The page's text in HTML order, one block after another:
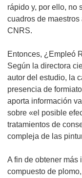
rápido y, por ello, no
cuadros de
CNRS.
Entonces, ¿Empleó
Según la directora
autor del estudio, la
presencia de
aporta información
sobre «el posible
tratamientos de
compleja de las
A fin de obtener más
compuesto de